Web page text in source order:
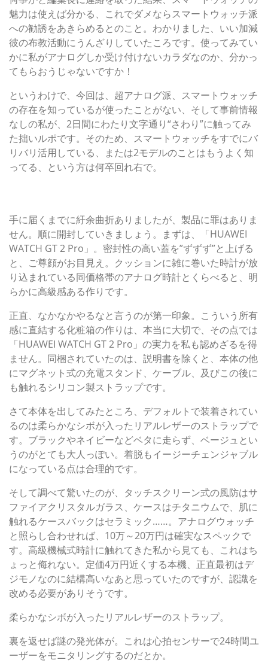
魅力は使えば分かる、これでダメならスマートウォッチ派
への勧誘をあきらめるとのこと。わかりました、いい加減
彼の布教活動にうんざりしていたころです。使ってみてい
かに私がアナログしか受け付けないカラダなのか、分かっ
てもらおうじゃないですか！
というわけで、今回は、超アナログ派、スマートウォッチ
の存在を知っているが使ったことがない、そして事前情報
なしの私が、2日間にわたり文字通り“さわり”に触ってみ
た拙いルポです。そのため、スマートウォッチをすでにバ
リバリ活用している、または2モデルのことはもうよく知
ってる、という方は何卒回れ右で。
手に届くまでに紆余曲折ありましたが、製品に罪はありま
せん。順に開封していきましょう。まずは、「HUAWEI
WATCH GT 2 Pro」。密封性の高い蓋を”ずずず”と上げる
と、ご尊顔がお目見え。クッションに雑に巻いた時計が放
り込まれている同価格帯のアナログ時計とくらべると、明
らかに高級感ある作りです。
正直、なかなかやるなと言うのが第一印象。こういう所有
感に直結する化粧箱の作りは、本当に大切で、その点では
「HUAWEI WATCH GT 2 Pro」の実力を私も認めざるを得
ません。同梱されていたのは、説明書を除くと、本体の他
にマグネット式の充電スタンド、ケーブル、及びこの後に
も触れるシリコン製ストラップです。
さて本体を出してみたところ、デフォルトで装着されてい
るのは柔らかなシボが入ったリアルレザーのストラップで
す。ブラックやネイビーなどベタに走らず、ベージュとい
うのがとても大人っぽい。着脱もイージーチェンジャブル
になっている点は合理的です。
そして調べて驚いたのが、タッチスクリーン式の風防はサ
ファイアクリスタルガラス、ケースはチタニウムで、肌に
触れるケースバックはセラミック……。アナログウォッチ
と照らし合わせれば、10万～20万円は確実なスペックで
す。高級機械式時計に触れてきた私から見ても、これはち
ょっと侮れない。定価4万円近くする本機、正直最初はデ
ジモノなのに結構高いなあと思っていたのですが、認識を
改める必要がありそうです。
柔らかなシボが入ったリアルレザーのストラップ。
裏を返せば謎の発光体が。これは心拍センサーで24時間ユ
ーザーをモニタリングするのだとか。